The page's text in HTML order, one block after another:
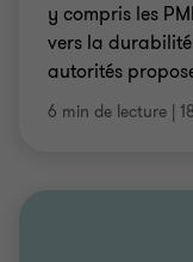
y compris les
vers la
autorités
6 min de lecture |